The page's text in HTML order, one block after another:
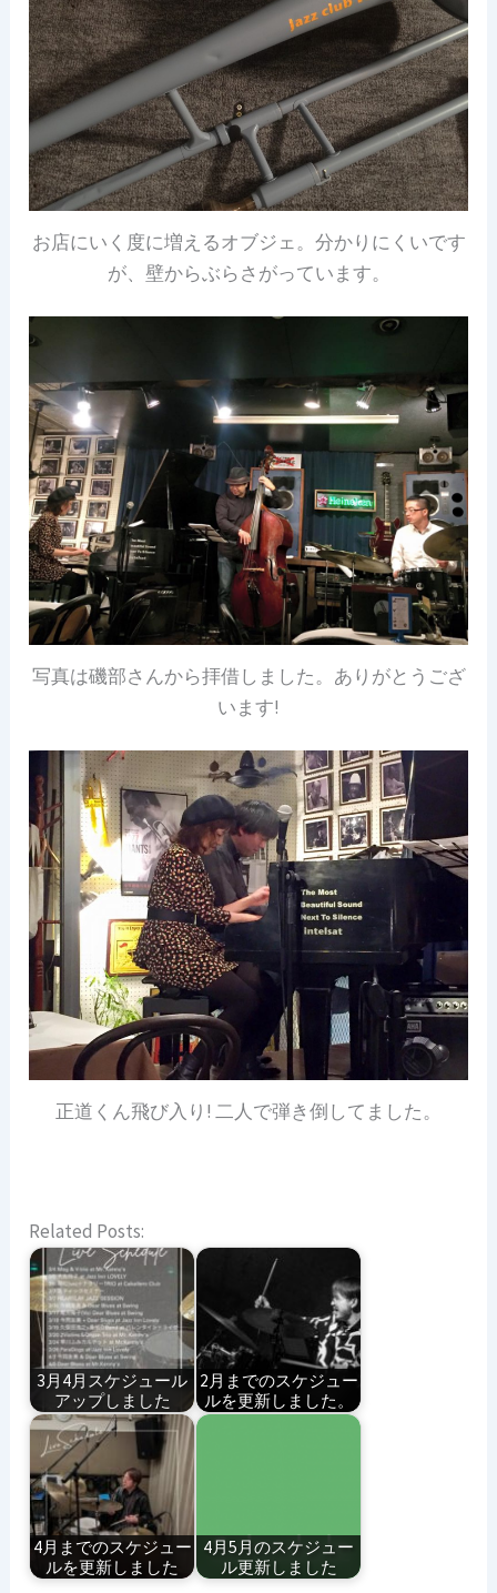
お店にいく度に増えるオブジェ。分かりにくいです
が、壁からぶらさがっています。
写真は磯部さんから拝借しました。ありがとうござ
います!
正道くん飛び入り! 二人で弾き倒してました。
Related Posts:
3月4月スケジュール
アップしました
2月までのスケジュー
ルを更新しました。
4月までのスケジュー
ルを更新しました
4月5月のスケジュー
ル更新しました